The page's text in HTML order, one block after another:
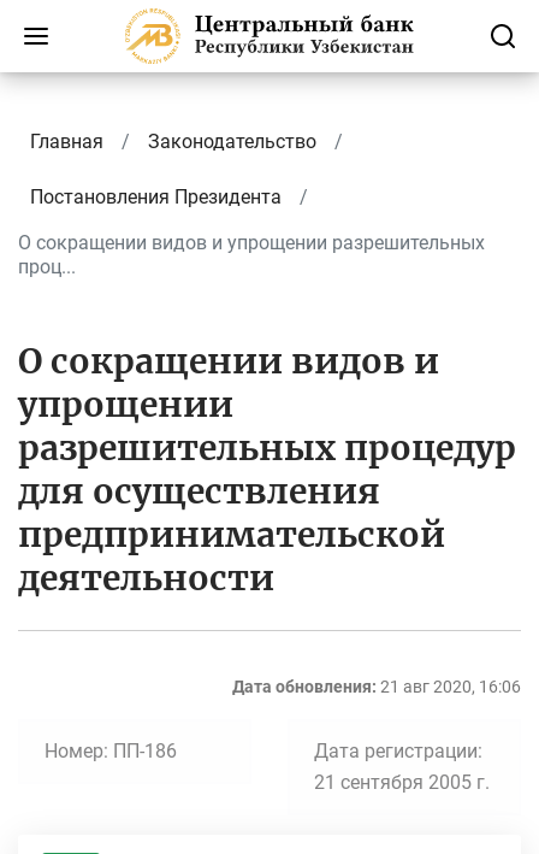
Главная Законодательство
Постановления Президента
О сокращении видов и упрощении разрешительных
проц...
О сокращении видов и
упрощении
разрешительных процедур
для осуществления
предпринимательской
деятельности
Дата обновления: 21 авг 2020, 16:06
Номер: ПП-186
Дата регистрации:
21 сентября 2005 г.